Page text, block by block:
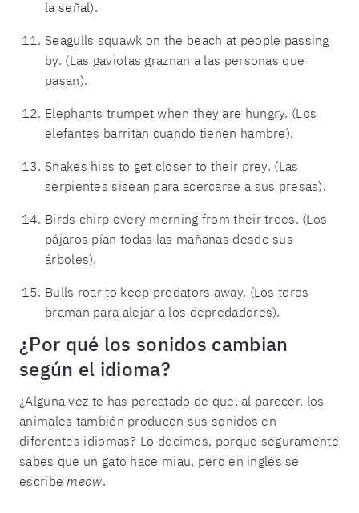
la señal).
Seagulls squawk on the beach at people passing
by. (Las gaviotas graznan a las personas que
pasan).
Elephants trumpet when they are hungry. (Los
elefantes barritan cuando tienen hambre).
Snakes hiss to get closer to their prey. (Las
serpientes sisean para acercarse a sus presas).
Birds chirp every morning from their trees. (Los
pájaros pían todas las mañanas desde sus
árboles).
Bulls roar to keep predators away. (Los toros
braman para alejar a los depredadores).
¿Por qué los sonidos cambian
según el idioma?
¿Alguna vez te has percatado de que, al parecer, los
animales también producen sus sonidos en
diferentes idiomas? Lo decimos, porque seguramente
sabes que un gato hace miau, pero en inglés se
escribe meow.